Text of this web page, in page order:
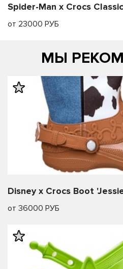
Spider-Man x Crocs
от 23000 РУБ
МЫ
Disney x Crocs Boot
от 36000 РУБ